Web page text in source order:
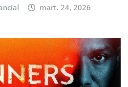
mart. 24, 2026